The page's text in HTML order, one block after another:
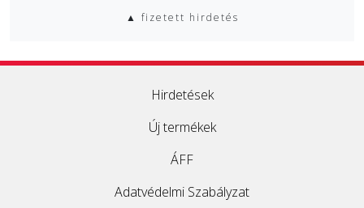
▲ fizetett hirdetés
Hirdetések
Új termékek
ÁFF
Adatvédelmi Szabályzat